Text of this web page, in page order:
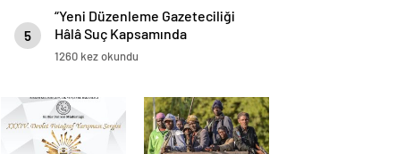
5
“Yeni Düzenleme Gazeteciliği
Hâlâ Suç Kapsamında
Tanımlıyor”
1260 kez okundu